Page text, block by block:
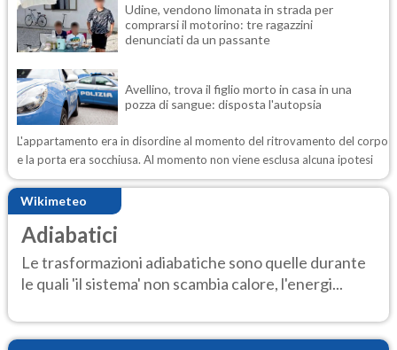
Udine, vendono limonata in strada per
comprarsi il motorino: tre ragazzini
denunciati da un passante
Avellino, trova il figlio morto in casa in una
pozza di sangue: disposta l'autopsia
L'appartamento era in disordine al momento del ritrovamento del corpo
e la porta era socchiusa. Al momento non viene esclusa alcuna ipotesi
Wikimeteo
Adiabatici
Le trasformazioni adiabatiche sono quelle durante
le quali 'il sistema' non scambia calore, l'energi...